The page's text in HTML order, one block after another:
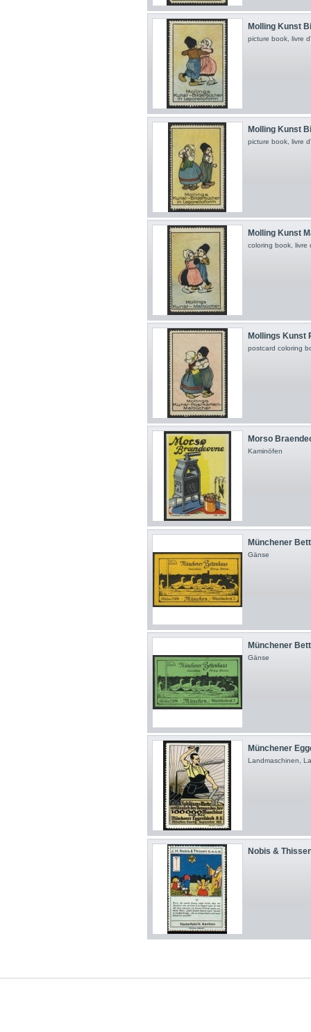
Molling Kunst
picture book, livre
Molling Kunst
picture book, livre
Molling Kunst
coloring book, livre
Mollings Kunst
postcard coloring
Morso
Kaminöfen
Münchener
Gänse
Münchener
Gänse
Münchener
Landmaschinen,
Nobis &